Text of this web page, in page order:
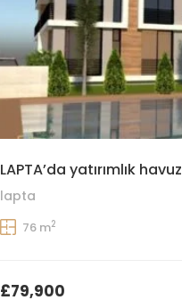
LAPTA’da yatırımlık
lapta
76 m2
£79,900